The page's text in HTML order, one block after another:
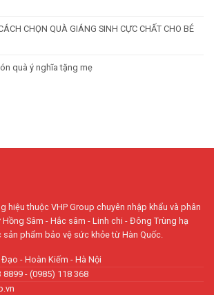
CHỌN QUÀ GIÁNG SINH CỰC CHẤT CHO BÉ
quà ý nghĩa tặng mẹ
hiệu thuộc VHP Group chuyên nhập khẩu và phân
Sâm - Hắc sâm - Linh chi - Đông Trùng hạ
phẩm bảo vệ sức khỏe từ Hàn Quốc.
- Hoàn Kiếm - Hà Nội
- (0985) 118 368